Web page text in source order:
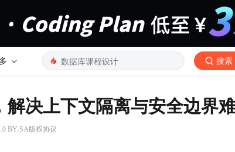
搜索
决上下文隔离与安全边界
BY-SA版权协议